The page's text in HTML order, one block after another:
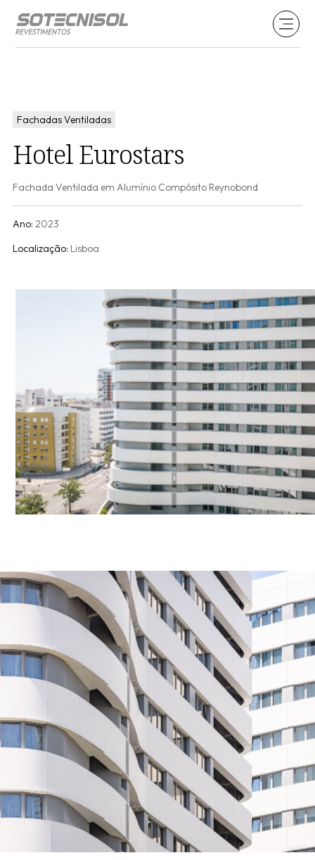
Fachadas Ventiladas
Hotel Eurostars
Fachada Ventilada em Alumínio Compósito Reynobond
Ano: 2023
Localização: Lisboa